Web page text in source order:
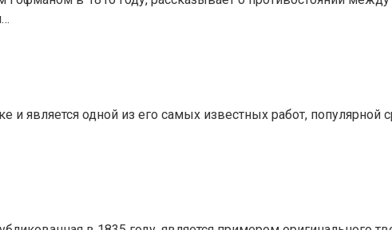
является одной из его самых известных работ, популярной